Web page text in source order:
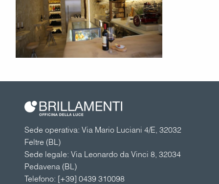
Sede operativa: Via Mario Luciani 4/E, 32032
Feltre (BL)
Sede legale: Via Leonardo da Vinci 8, 32034
Pedavena (BL)
Telefono: [+39] 0439 310098